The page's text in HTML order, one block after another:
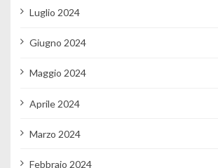
Luglio 2024
Giugno 2024
Maggio 2024
Aprile 2024
Marzo 2024
Febbraio 2024